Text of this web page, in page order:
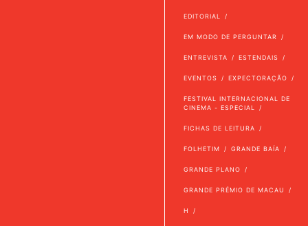
EDITORIAL
EM MODO DE PERGUNTAR
ENTREVISTA ESTENDAIS
EVENTOS EXPECTORAÇÃO
FESTIVAL INTERNACIONAL DE
CINEMA - ESPECIAL
FICHAS DE LEITURA
FOLHETIM GRANDE BAÍA
GRANDE PLANO
GRANDE PRÉMIO DE MACAU
H